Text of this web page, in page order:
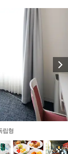
립형